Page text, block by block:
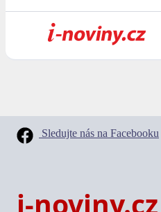
Sledujte nás na Facebooku
i-noviny.cz